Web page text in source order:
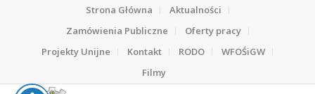
Strona Główna
Aktualności
Zamówienia Publiczne
Oferty pracy
Projekty Unijne
Kontakt RODO
WFOŚiGW
Filmy